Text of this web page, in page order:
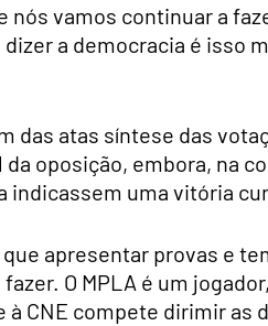
e nós vamos continuar a
a democracia é isso
das atas síntese das
oposição, embora, na
indicassem uma vitória
que apresentar provas e
O MPLA é um
CNE compete dirimir as